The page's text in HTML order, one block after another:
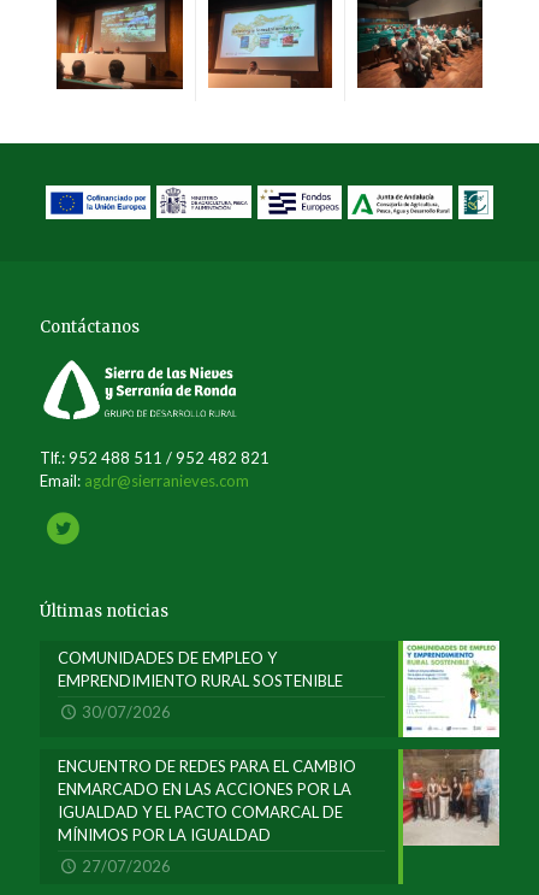
Contáctanos
Tlf.: 952 488 511 / 952 482 821
Email: agdr@sierranieves.com
Últimas noticias
COMUNIDADES DE EMPLEO Y
EMPRENDIMIENTO RURAL SOSTENIBLE
30/07/2026
ENCUENTRO DE REDES PARA EL CAMBIO
ENMARCADO EN LAS ACCIONES POR LA
IGUALDAD Y EL PACTO COMARCAL DE
MÍNIMOS POR LA IGUALDAD
27/07/2026